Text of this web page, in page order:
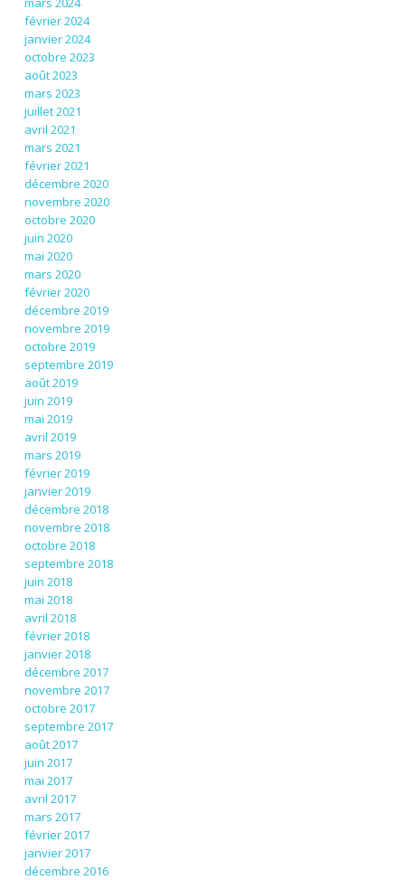
février 2024
janvier 2024
octobre 2023
août 2023
mars 2023
juillet 2021
avril 2021
mars 2021
février 2021
décembre 2020
novembre 2020
octobre 2020
juin 2020
mai 2020
mars 2020
février 2020
décembre 2019
novembre 2019
octobre 2019
septembre 2019
août 2019
juin 2019
mai 2019
avril 2019
mars 2019
février 2019
janvier 2019
décembre 2018
novembre 2018
octobre 2018
septembre 2018
juin 2018
mai 2018
avril 2018
février 2018
janvier 2018
décembre 2017
novembre 2017
octobre 2017
septembre 2017
août 2017
juin 2017
mai 2017
avril 2017
mars 2017
février 2017
janvier 2017
décembre 2016